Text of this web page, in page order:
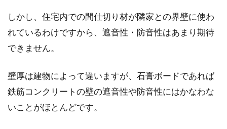
しかし、住宅内での間仕切り材が隣家との界壁に使わ
れているわけですから、遮音性・防音性はあまり期待
できません。
壁厚は建物によって違いますが、石膏ボードであれば
鉄筋コンクリートの壁の遮音性や防音性にはかなわな
いことがほとんどです。